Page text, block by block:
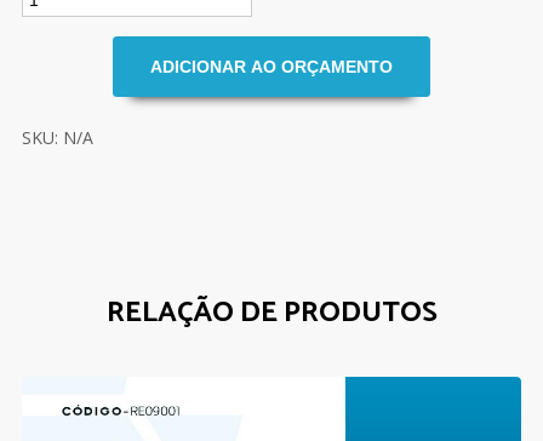
SKU: N/A
RELAÇÃO DE PRODUTOS